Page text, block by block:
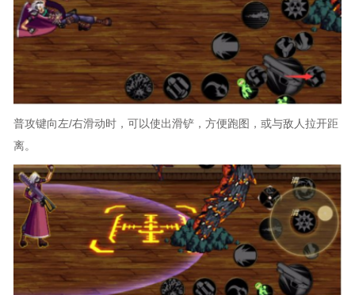
普攻键向左/右滑动时，可以使出滑铲，方便跑图，或与敌人拉开距
离。